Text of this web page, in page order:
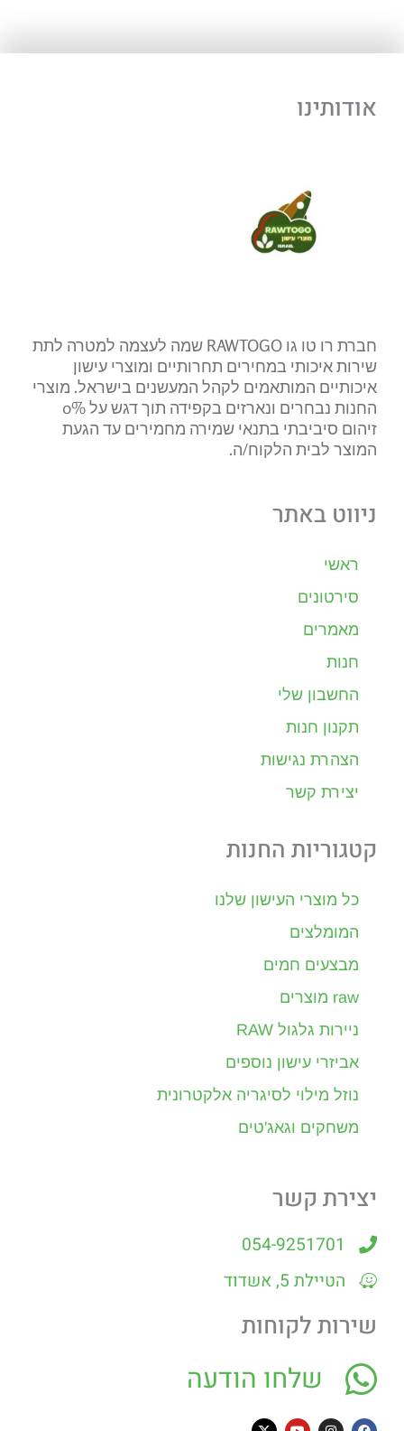
אודותינו
חברת רו טו גו RAWTOGO שמה לעצמה למטרה לתת
שירות איכותי במחירים תחרותיים ומוצרי עישון
איכותיים המותאמים לקהל המעשנים בישראל. מוצרי
החנות נבחרים ונארזים בקפידה תוך דגש על 0%
זיהום סיביבתי בתנאי שמירה מחמירים עד הגעת
המוצר לבית הלקוח/ה.
ניווט באתר
ראשי
סירטונים
מאמרים
חנות
החשבון שלי
תקנון חנות
הצהרת נגישות
יצירת קשר
קטגוריות החנות
כל מוצרי העישון שלנו
המומלצים
מבצעים חמים
raw מוצרים
ניירות גלגול RAW
אביזרי עישון נוספים
נוזל מילוי לסיגריה אלקטרונית
משחקים וגאג'טים
יצירת קשר
054-9251701
הטיילת 5, אשדוד
שירות לקוחות
שלחו הודעה
F
I
Y
X